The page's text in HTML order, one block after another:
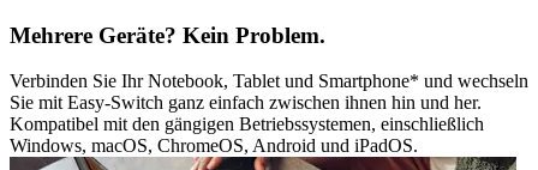
Mehrere Geräte? Kein Problem.
Verbinden Sie Ihr Notebook, Tablet und Smartphone* und wechseln
Sie mit Easy-Switch ganz einfach zwischen ihnen hin und her.
Kompatibel mit den gängigen Betriebssystemen, einschließlich
Windows, macOS, ChromeOS, Android und iPadOS.